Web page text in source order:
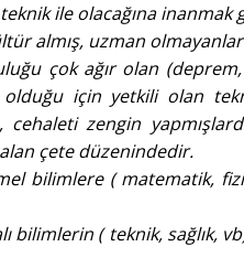
ile olacağına inanmak
almış, uzman
çok ağır olan
olduğu için yetkili olan
zengin
çete düzenindedir.
bilimlere ( matematik,
( teknik, sağlık, vb)